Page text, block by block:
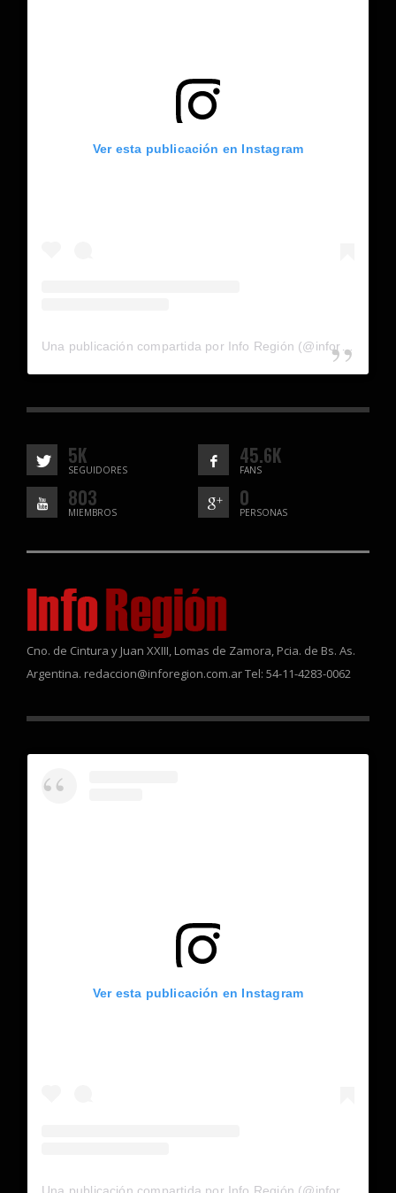
Ver esta publicación en Instagram
Una publicación compartida por Info Región (@inforegion_redes)
5K
SEGUIDORES
45.6K
FANS
803
MIEMBROS
0
PERSONAS
Cno. de Cintura y Juan XXIII, Lomas de Zamora, Pcia. de Bs. As.
Argentina. redaccion@inforegion.com.ar Tel: 54-11-4283-0062
Ver esta publicación en Instagram